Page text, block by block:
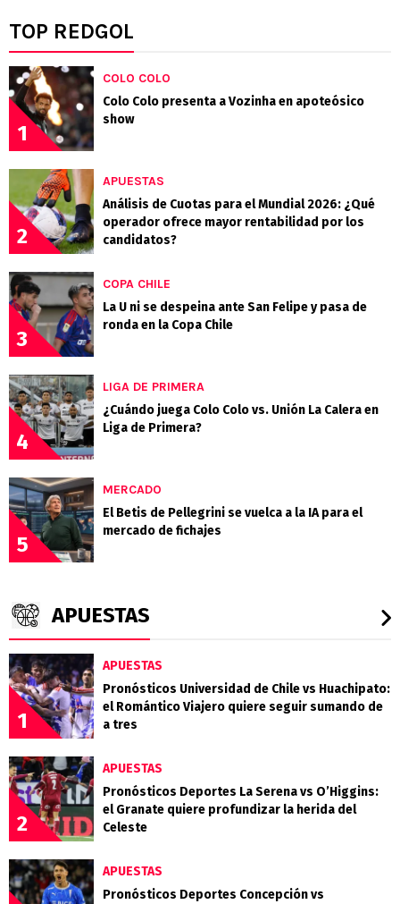
TOP REDGOL
1
COLO COLO
Colo Colo presenta a Vozinha en apoteósico
show
2
APUESTAS
Análisis de Cuotas para el Mundial 2026: ¿Qué
operador ofrece mayor rentabilidad por los
candidatos?
3
COPA CHILE
La U ni se despeina ante San Felipe y pasa de
ronda en la Copa Chile
4
LIGA DE PRIMERA
¿Cuándo juega Colo Colo vs. Unión La Calera en
Liga de Primera?
5
MERCADO
El Betis de Pellegrini se vuelca a la IA para el
mercado de fichajes
APUESTAS
1
APUESTAS
Pronósticos Universidad de Chile vs Huachipato:
el Romántico Viajero quiere seguir sumando de
a tres
2
APUESTAS
Pronósticos Deportes La Serena vs O’Higgins:
el Granate quiere profundizar la herida del
Celeste
APUESTAS
Pronósticos Deportes Concepción vs